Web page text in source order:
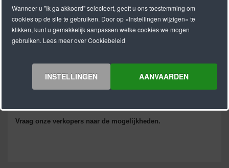
Spanrollen
Spanbussen
Meenemer verbinders
Naast de standaard komponenten zijn wij in staat om
bovengenoemde producten geheel naar uw wens te producren, bv
een andere materiaal keuze, een afwijkende maatvoering of een
Vraag onze verkopers naar de mogelijkheden.
Wanneer u "Ik ga akkoord" selecteert, geeft u ons toestemming om
cookies op de site te gebruiken. Door op «Instellingen wijzigen» te
klikken, kunt u gemakkelijk aanpassen welke cookies we mogen
gebruiken. Lees meer over Cookiebeleid
AANVAARDEN
INSTELLINGEN